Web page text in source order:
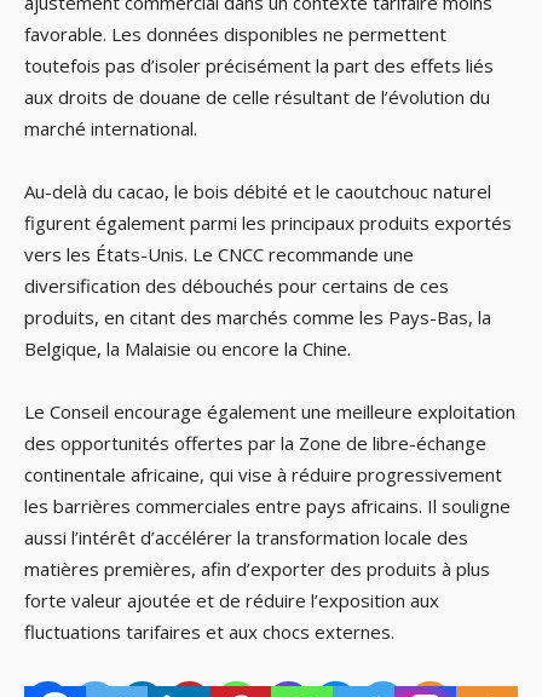
favorable. Les données disponibles ne permettent
toutefois pas d’isoler précisément la part des effets liés
aux droits de douane de celle résultant de l’évolution du
marché international.
Au-delà du cacao, le bois débité et le caoutchouc naturel
figurent également parmi les principaux produits exportés
vers les États-Unis. Le CNCC recommande une
diversification des débouchés pour certains de ces
produits, en citant des marchés comme les Pays-Bas, la
Belgique, la Malaisie ou encore la Chine.
Le Conseil encourage également une meilleure exploitation
des opportunités offertes par la Zone de libre-échange
continentale africaine, qui vise à réduire progressivement
les barrières commerciales entre pays africains. Il souligne
aussi l’intérêt d’accélérer la transformation locale des
matières premières, afin d’exporter des produits à plus
forte valeur ajoutée et de réduire l’exposition aux
fluctuations tarifaires et aux chocs externes.